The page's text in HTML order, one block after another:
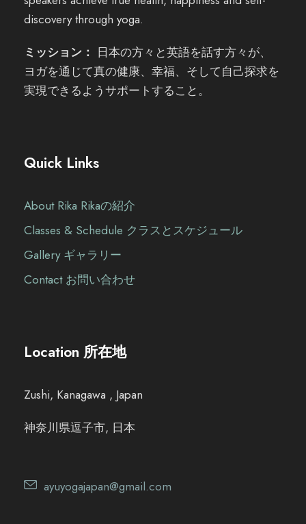
discovery through yoga.
ミッション： 日本の方々と英語を話す方々が、
ヨガを通じて真の健康、幸福、そして自己探求を
実現できるようサポートすること。
Quick Links
About Rika Rikaの紹介
Classes & Schedule クラスとスケジュール
Gallery ギャラリー
Contact お問い合わせ
Location 所在地
Zushi, Kanagawa , Japan
神奈川県逗子市, 日本
ayuyogajapan@gmail.com